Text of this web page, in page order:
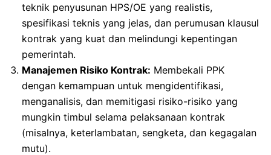
teknik penyusunan HPS/OE yang realistis,
spesifikasi teknis yang jelas, dan perumusan klausul
kontrak yang kuat dan melindungi kepentingan
pemerintah.
Manajemen Risiko Kontrak: Membekali PPK
dengan kemampuan untuk mengidentifikasi,
menganalisis, dan memitigasi risiko-risiko yang
mungkin timbul selama pelaksanaan kontrak
(misalnya, keterlambatan, sengketa, dan kegagalan
mutu).